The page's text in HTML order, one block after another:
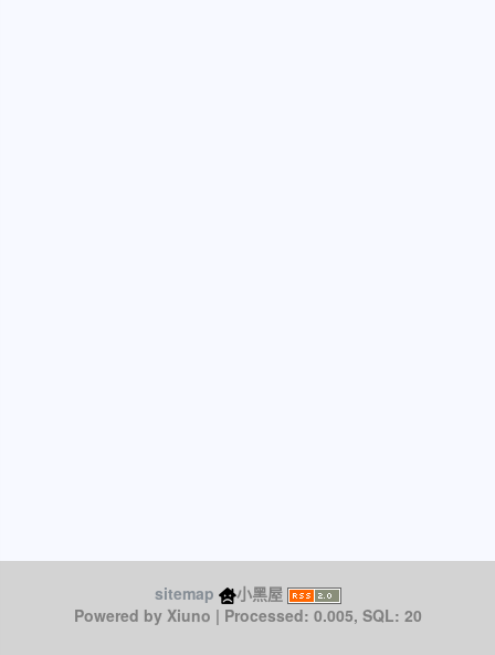
sitemap
小黑屋
Powered by Xiuno | Processed: 0.005, SQL: 20